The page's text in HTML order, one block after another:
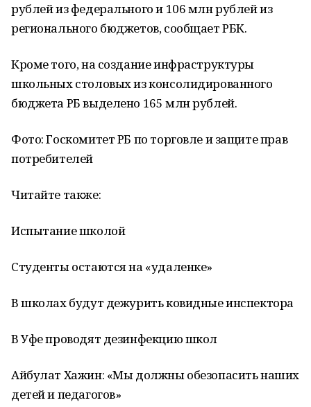
рублей из федерального и 106 млн рублей из
регионального бюджетов, сообщает РБК.
Кроме того, на создание инфраструктуры
школьных столовых из консолидированного
бюджета РБ выделено 165 млн рублей.
Фото: Госкомитет РБ по торговле и защите прав
потребителей
Читайте также:
Испытание школой
Студенты остаются на «удаленке»
В школах будут дежурить ковидные инспектора
В Уфе проводят дезинфекцию школ
Айбулат Хажин: «Мы должны обезопасить наших
детей и педагогов»